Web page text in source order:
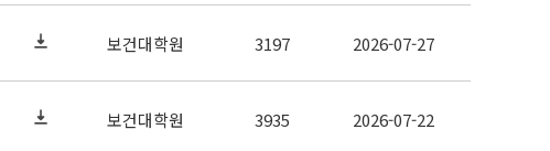
보건대학원 3197 2026-07-27
보건대학원 3935 2026-07-22